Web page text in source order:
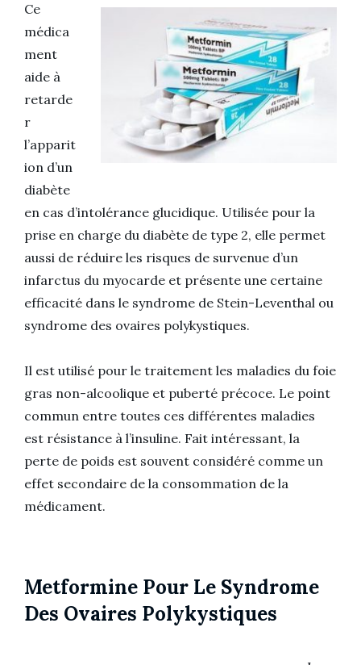
Ce
médica
ment
aide à
retarde
r
l’apparit
ion d’un
diabète
en cas d’intolérance glucidique. Utilisée pour la
prise en charge du diabète de type 2, elle permet
aussi de réduire les risques de survenue d’un
infarctus du myocarde et présente une certaine
efficacité dans le syndrome de Stein-Leventhal ou
syndrome des ovaires polykystiques.
Il est utilisé pour le traitement les maladies du foie
gras non-alcoolique et puberté précoce. Le point
commun entre toutes ces différentes maladies
est résistance à l’insuline. Fait intéressant, la
perte de poids est souvent considéré comme un
effet secondaire de la consommation de la
médicament.
Metformine Pour Le Syndrome
Des Ovaires Polykystiques